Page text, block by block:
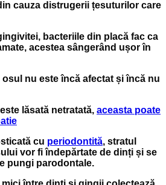
cauza distrugerii țesuturilor care
bacteriile din placă fac ca
acestea sângerând ușor în
nu este încă afectat și încă nu
este lăsată netratată, aceasta poate
cu periodontită, stratul
vor fi îndepărtate de dinți și se
pungi parodontale.